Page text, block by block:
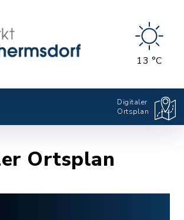
13 °C
Digitaler
Ortsplan
Ortsplan